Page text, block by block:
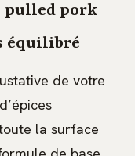
pulled pork
équilibré
de votre
la surface